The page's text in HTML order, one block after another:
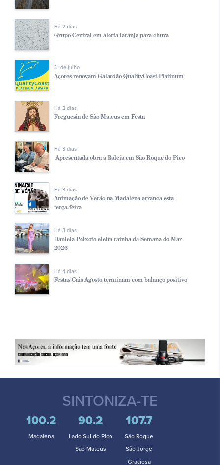
Há 2 dias
Grupo Central em alerta laranja para chuva
31 de julho
Açores renovam Galardão QualityCoast Platinum
Há 2 dias
Freguesia de São Mateus em Festa
Há 3 dias
Apresentada obra a Baleia em São Roque do Pico
Há 3 dias
Animação de Verão na Madalena arranca esta
terça-feira
Há 3 dias
Daniela Peixoto eleita rainha da Semana do Mar
2026
Há 4 dias
Festas Cais Agosto terminam com balanço positivo
SINTONIZA-TE
100.2
Madalena
90.2
Lado Sul do Pico
São Mateus
107.7
São Roque
São Jorge
Graciosa